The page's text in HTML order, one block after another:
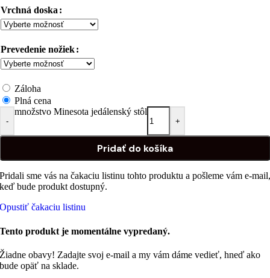
Vrchná doska
Prevedenie nožiek
Záloha
Plná cena
-
množstvo Minesota jedálenský stôl
+
Pridať do košíka
Pridali sme vás na čakaciu listinu tohto produktu a pošleme vám e-mail,
keď bude produkt dostupný.
Opustiť čakaciu listinu
Tento produkt je momentálne vypredaný.
Žiadne obavy! Zadajte svoj e-mail a my vám dáme vedieť, hneď ako
bude opäť na sklade.